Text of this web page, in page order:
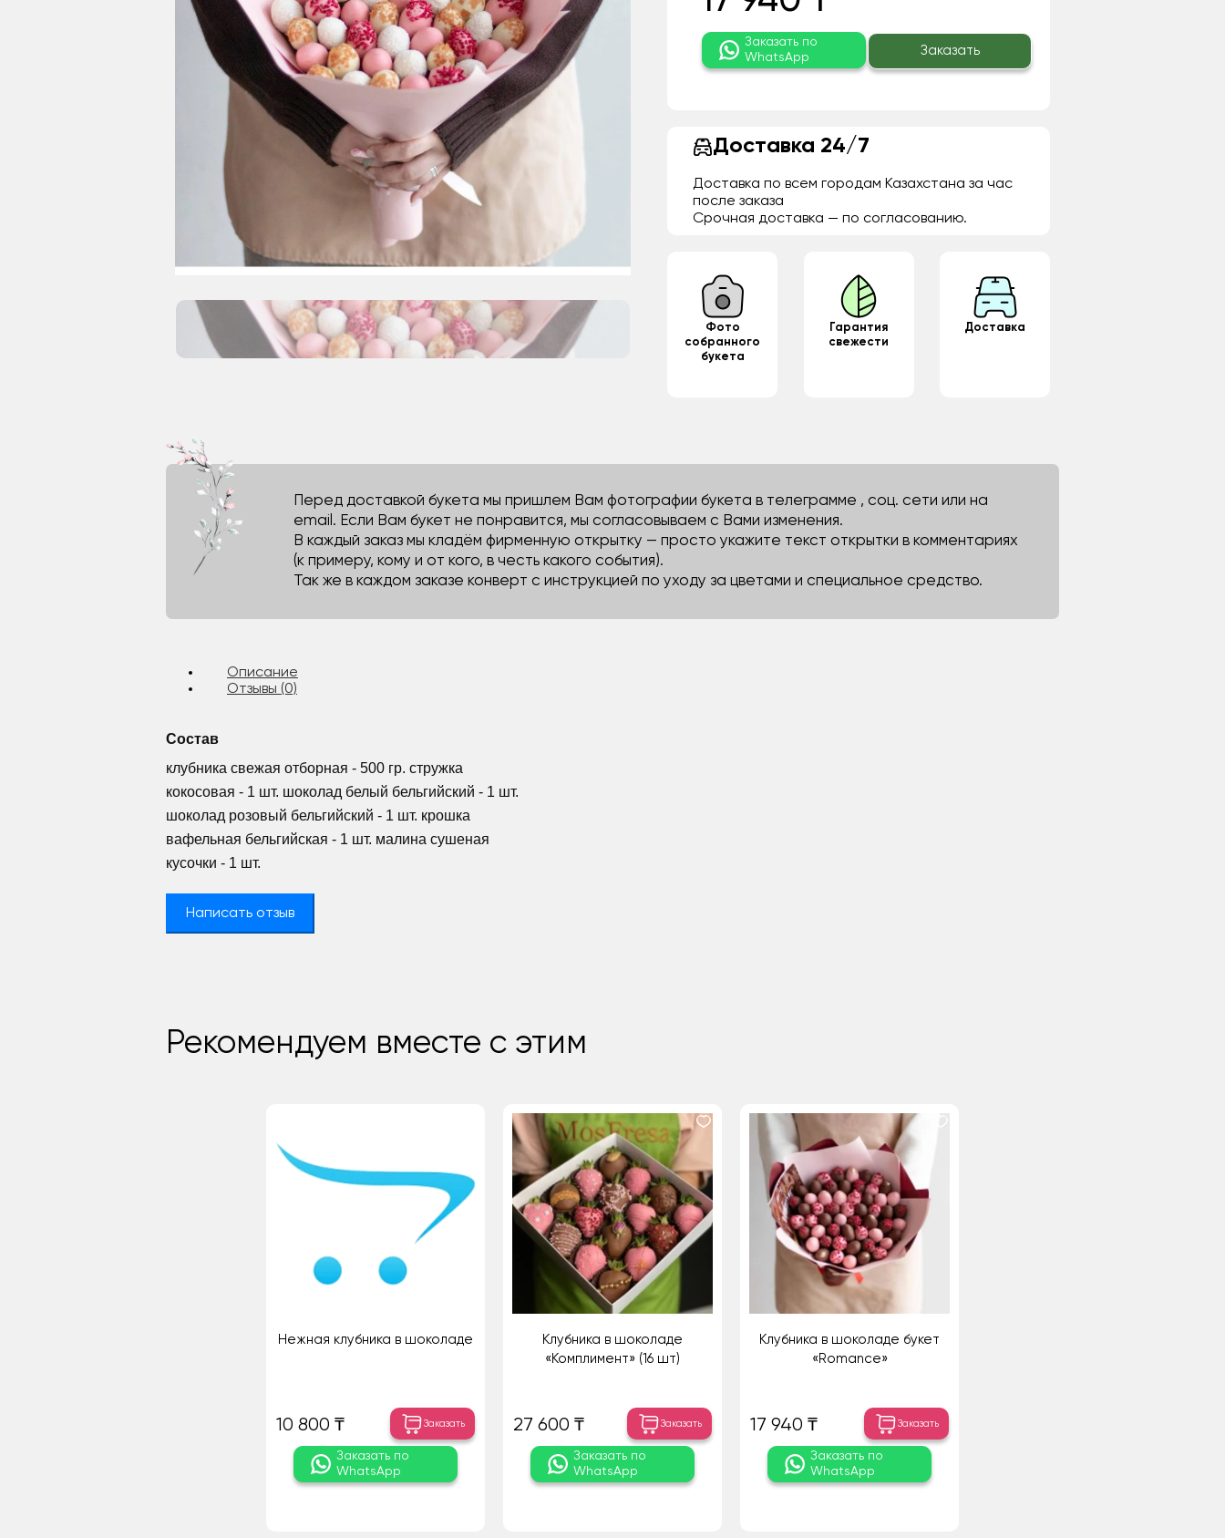
Заказать по
WhatsApp
Заказать
Доставка 24/7
Доставка по всем городам Казахстана за час
после заказа
Срочная доставка — по согласованию.
Фото
собранного
букета
Гарантия
свежести
Доставка
Перед доставкой букета мы пришлем Вам фотографии букета в телеграмме , соц. сети или на
email. Если Вам букет не понравится, мы согласовываем с Вами изменения.
В каждый заказ мы кладём фирменную открытку — просто укажите текст открытки в комментариях
(к примеру, кому и от кого, в честь какого события).
Так же в каждом заказе конверт с инструкцией по уходу за цветами и специальное средство.
Описание
Отзывы (0)
Состав
клубника свежая отборная - 500 гр. стружка
кокосовая - 1 шт. шоколад белый бельгийский - 1 шт.
шоколад розовый бельгийский - 1 шт. крошка
вафельная бельгийская - 1 шт. малина сушеная
кусочки - 1 шт.
Написать отзыв
Рекомендуем вместе с этим
Нежная клубника в шоколаде
10 800 ₸ Заказать
Заказать по
WhatsApp
Клубника в шоколаде
«Комплимент» (16 шт)
27 600 ₸ Заказать
Заказать по
WhatsApp
Клубника в шоколаде букет
«Romance»
17 940 ₸ Заказать
Заказать по
WhatsApp